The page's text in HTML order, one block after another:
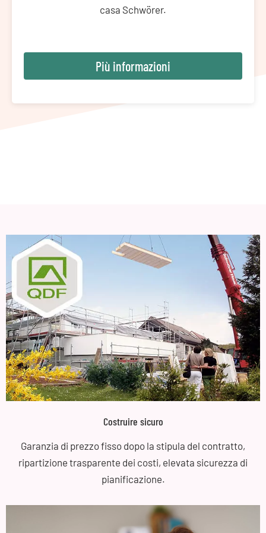
casa Schwörer.
Più informazioni
Costruire sicuro
Garanzia di prezzo fisso dopo la stipula del contratto,
ripartizione trasparente dei costi, elevata sicurezza di
pianificazione.